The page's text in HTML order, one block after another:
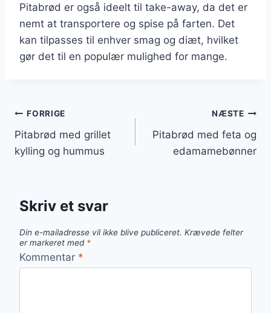
Pitabrød er også ideelt til take-away, da det er
nemt at transportere og spise på farten. Det
kan tilpasses til enhver smag og diæt, hvilket
gør det til en populær mulighed for mange.
Indlægsnavigation
FORRIGE
Pitabrød med grillet
kylling og hummus
NÆSTE
Pitabrød med feta og
edamamebønner
Skriv et svar
Din e-mailadresse vil ikke blive publiceret. Krævede felter
er markeret med *
Kommentar *